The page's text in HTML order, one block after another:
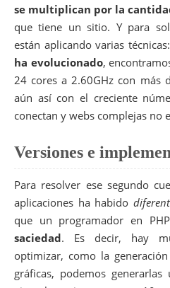
se multiplican por la
que tiene un sitio. Y para
están aplicando varias
ha evolucionado,
24 cores a 2.60GHz con más
aún así con el creciente
conectan y webs complejas no
Versiones e
Para resolver ese segundo
aplicaciones ha habido
que un programador en PHP
saciedad. Es decir, hay
optimizar, como la
gráficas, podemos